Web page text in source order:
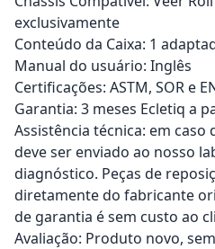
exclusivamente
Conteúdo da Caixa: 1
Manual do usuário: Inglês
Certificações: ASTM, SOR e
Garantia: 3 meses Ecletiq a
Assistência técnica: em
deve ser enviado ao nosso
diagnóstico. Peças de
diretamente do fabricante
de garantia é sem custo ao
Avaliação: Produto novo,